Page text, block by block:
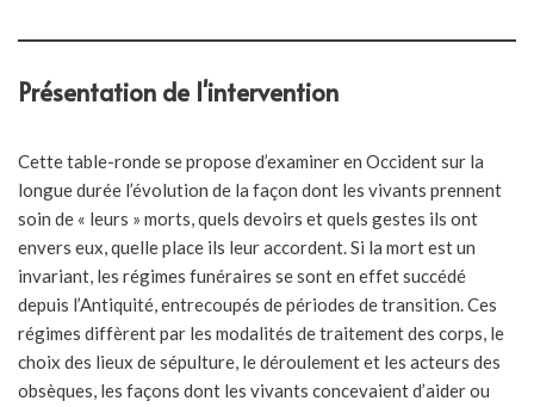
Présentation de l'intervention
Cette table-ronde se propose d’examiner en Occident sur la
longue durée l’évolution de la façon dont les vivants prennent
soin de « leurs » morts, quels devoirs et quels gestes ils ont
envers eux, quelle place ils leur accordent. Si la mort est un
invariant, les régimes funéraires se sont en effet succédé
depuis l’Antiquité, entrecoupés de périodes de transition. Ces
régimes diffèrent par les modalités de traitement des corps, le
choix des lieux de sépulture, le déroulement et les acteurs des
obsèques, les façons dont les vivants concevaient d’aider ou